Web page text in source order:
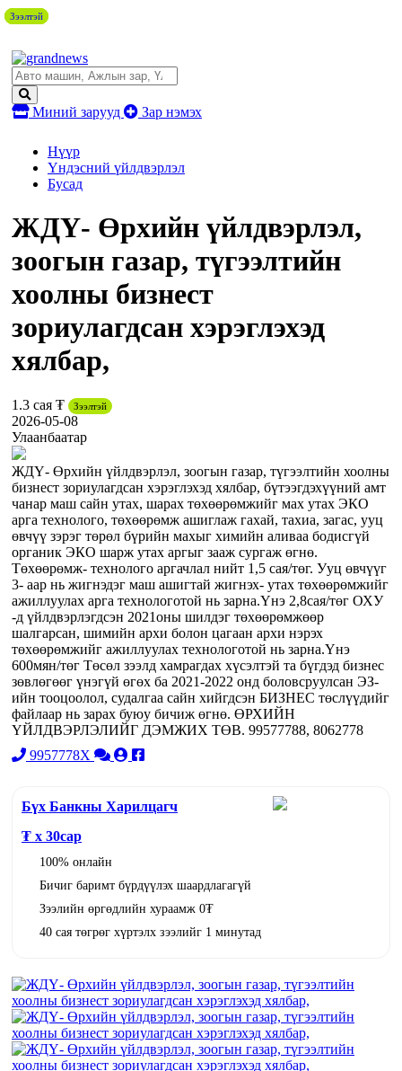
Миний зарууд Зар нэмэх
Нүүр
Үндэсний үйлдвэрлэл
Бусад
ЖДҮ- Өрхийн үйлдвэрлэл,
зоогын газар, түгээлтийн
хоолны бизнест
зориулагдсан хэрэглэхэд
хялбар,
1.3 сая ₮ Зээлтэй
2026-05-08
Улаанбаатар
ЖДҮ- Өрхийн үйлдвэрлэл, зоогын газар, түгээлтийн хоолны
бизнест зориулагдсан хэрэглэхэд хялбар, бүтээгдэхүүний амт
чанар маш сайн утах, шарах төхөөрөмжийг мах утах ЭКО
арга технолого, төхөөрөмж ашиглаж гахай, тахиа, загас, ууц
өвчүү зэрэг төрөл бүрийн махыг химийн аливаа бодисгүй
органик ЭКО шарж утах аргыг зааж сургаж өгнө.
Төхөөрөмж- технолого аргачлал нийт 1,5 сая/төг. Ууц өвчүүг
3- аар нь жигнэдэг маш ашигтай жигнэх- утах төхөөрөмжийг
ажиллуулах арга технологотой нь зарна.Үнэ 2,8сая/төг ОХУ
-д үйлдвэрлэгдсэн 2021оны шилдэг төхөөрөмжөөр
шалгарсан, шимийн архи болон цагаан архи нэрэх
төхөөрөмжийг ажиллуулах технологотой нь зарна.Үнэ
600мян/төг Төсөл зээлд хамрагдах хүсэлтэй та бүгдэд бизнес
зөвлөгөөг үнэгүй өгөх ба 2021-2022 онд боловсруулсан ЭЗ-
ийн тооцоолол, судалгаа сайн хийгдсэн БИЗНЕС төслүүдийг
файлаар нь зарах буюу бичиж өгнө. ӨРХИЙН
ҮЙЛДВЭРЛЭЛИЙГ ДЭМЖИХ ТӨВ. 99577788, 8062778
9957778X
Бүх Банкны Харилцагч
₮ x 30сар
100% онлайн
Бичиг баримт бүрдүүлэх шаардлагагүй
Зээлийн өргөдлийн хураамж 0₮
40 сая төгрөг хүртэлх зээлийг 1 минутад
Зээлтэй
Зээлтэй
Зээлтэй
Зээлтэй